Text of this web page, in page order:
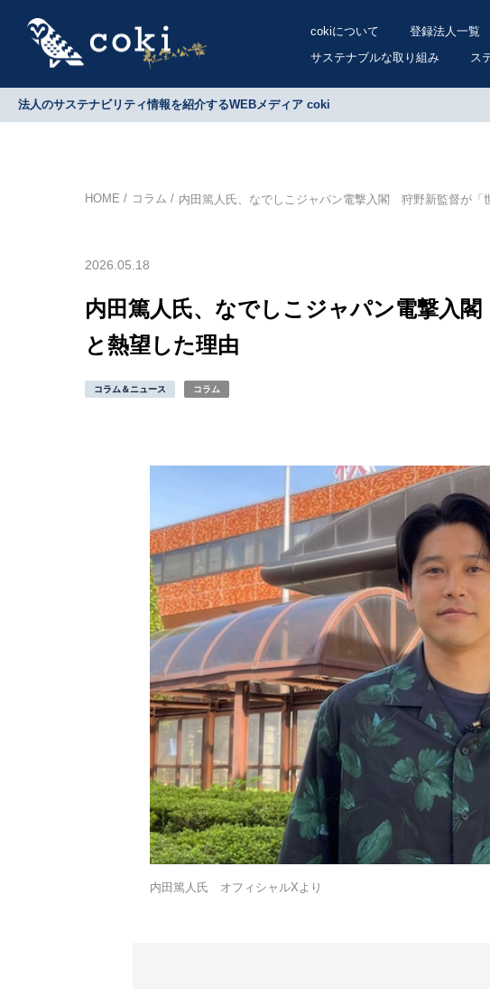
cokiについて 登録法人一覧
サステナブルな取り組み
ス
法人のサステナビリティ情報を紹介するWEBメディア coki
HOME コラム 内田篤人氏、なでしこジャパン電撃入閣 狩野新監督が「
2026.05.18
内田篤人氏、なでしこジャパン電撃入
と熱望した理由
コラム＆ニュース コラム
内田篤人氏 オフィシャルXより